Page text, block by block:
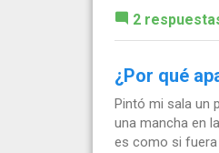
2
¿Por qué
Pintó mi sala un
una mancha en
es como si fuera